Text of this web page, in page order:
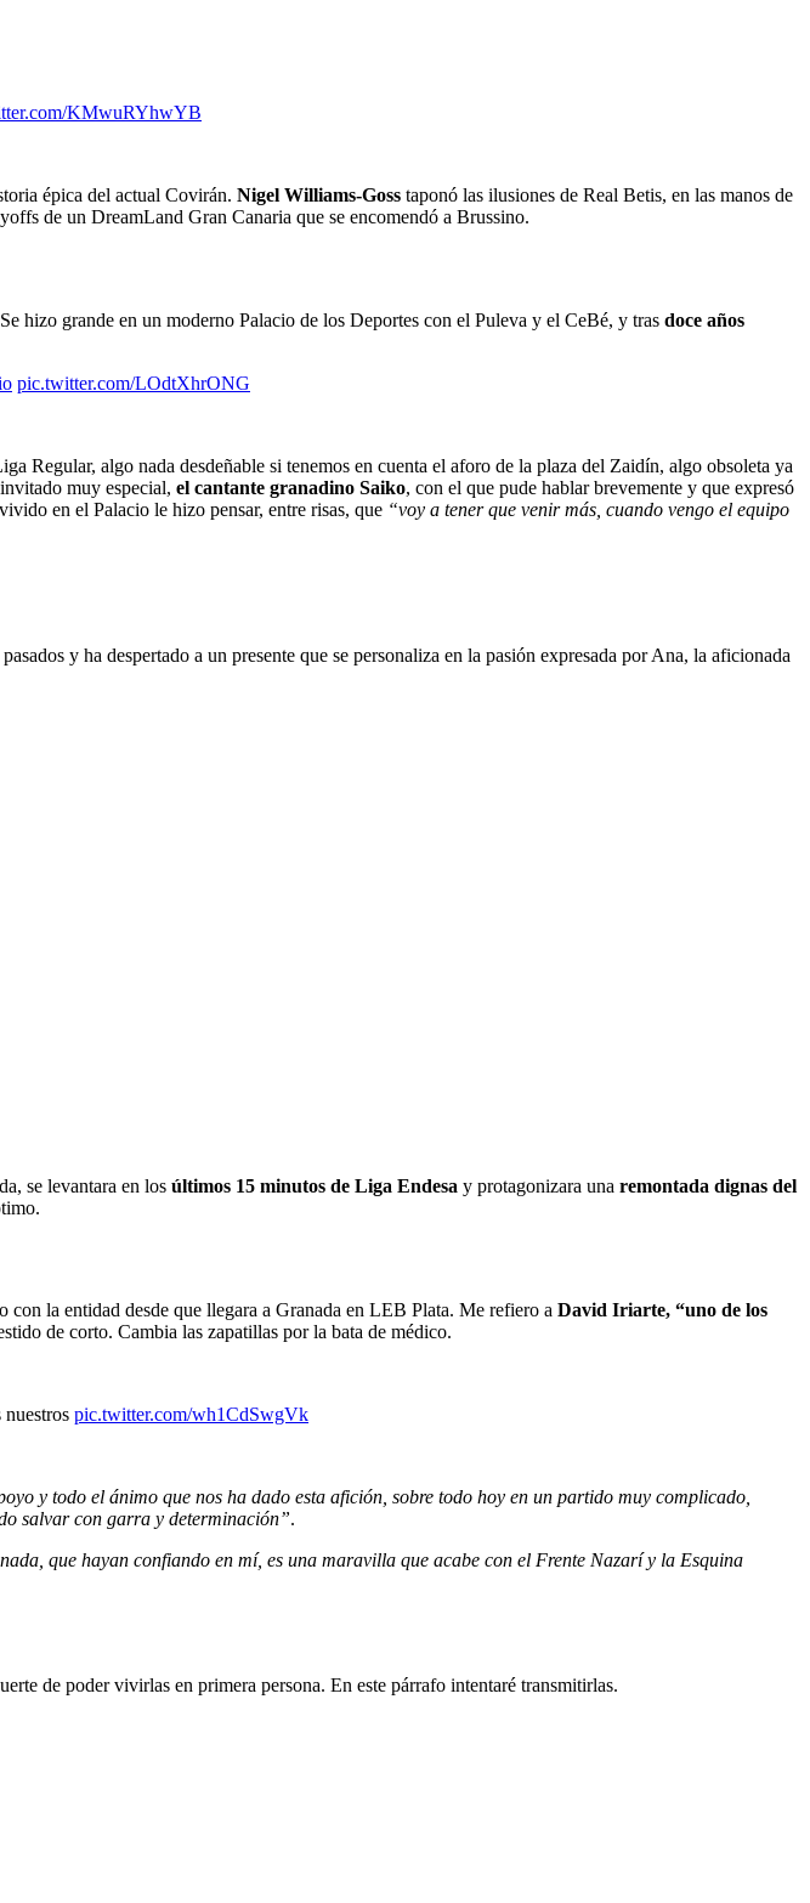
KMwuRYhwYB
épica del actual Covirán. Nigel Williams-Goss taponó las ilusiones de Real Betis, en las manos de
de un DreamLand Gran Canaria que se encomendó a Brussino.
hizo grande en un moderno Palacio de los Deportes con el Puleva y el CeBé, y tras doce años
pic.twitter.com/LOdtXhrONG
Regular, algo nada desdeñable si tenemos en cuenta el aforo de la plaza del Zaidín, algo obsoleta ya
muy especial, el cantante granadino Saiko, con el que pude hablar brevemente y que expresó
en el Palacio le hizo pensar, entre risas, que “voy a tener que venir más, cuando vengo el equipo
y ha despertado a un presente que se personaliza en la pasión expresada por Ana, la aficionada
se levantara en los últimos 15 minutos de Liga Endesa y protagonizara una remontada dignas del
la entidad desde que llegara a Granada en LEB Plata. Me refiero a David Iriarte, “uno de los
de corto. Cambia las zapatillas por la bata de médico.
nuestros pic.twitter.com/wh1CdSwgVk
y todo el ánimo que nos ha dado esta afición, sobre todo hoy en un partido muy complicado,
salvar con garra y determinación”.
que hayan confiando en mí, es una maravilla que acabe con el Frente Nazarí y la Esquina
de poder vivirlas en primera persona. En este párrafo intentaré transmitirlas.